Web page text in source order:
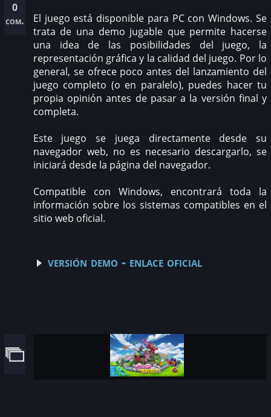
0
com.
El juego está disponible para PC con Windows. Se
trata de una demo jugable que permite hacerse
una idea de las posibilidades del juego, la
representación gráfica y la calidad del juego. Por lo
general, se ofrece poco antes del lanzamiento del
juego completo (o en paralelo), puedes hacer tu
propia opinión antes de pasar a la versión final y
completa.
Este juego se juega directamente desde su
navegador web, no es necesario descargarlo, se
iniciará desde la página del navegador.
Compatible con Windows, encontrará toda la
información sobre los sistemas compatibles en el
sitio web oficial.
versión demo - enlace oficial